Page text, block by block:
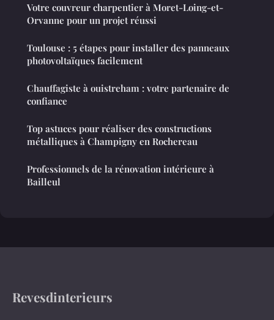
Votre couvreur charpentier à Moret-Loing-et-
Orvanne pour un projet réussi
Toulouse : 5 étapes pour installer des panneaux
photovoltaïques facilement
Chauffagiste à ouistreham : votre partenaire de
confiance
Top astuces pour réaliser des constructions
métalliques à Champigny en Rochereau
Professionnels de la rénovation intérieure à
Bailleul
Revesdinterieurs